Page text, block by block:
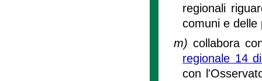
regionali
comuni e delle
m) collabora
regionale 14
con